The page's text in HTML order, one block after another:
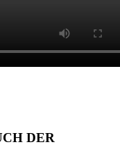
DER